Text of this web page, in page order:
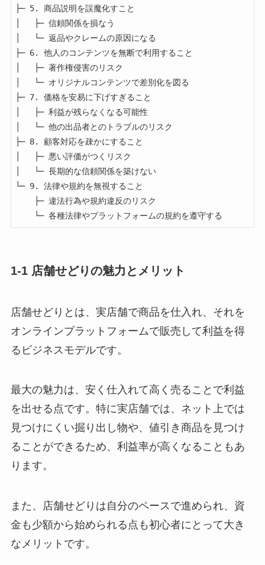
├─ 5. 商品説明を誤魔化すこと
│   ├─ 信頼関係を損なう
│   └─ 返品やクレームの原因になる
├─ 6. 他人のコンテンツを無断で利用すること
│   ├─ 著作権侵害のリスク
│   └─ オリジナルコンテンツで差別化を図る
├─ 7. 価格を安易に下げすぎること
│   ├─ 利益が残らなくなる可能性
│   └─ 他の出品者とのトラブルのリスク
├─ 8. 顧客対応を疎かにすること
│   ├─ 悪い評価がつくリスク
│   └─ 長期的な信頼関係を築けない
└─ 9. 法律や規約を無視すること
1-1 店舗せどりの魅力とメリット
店舗せどりとは、実店舗で商品を仕入れ、それを
オンラインプラットフォームで販売して利益を得
るビジネスモデルです。
最大の魅力は、安く仕入れて高く売ることで利益
を出せる点です。特に実店舗では、ネット上では
見つけにくい掘り出し物や、値引き商品を見つけ
ることができるため、利益率が高くなることもあ
ります。
また、店舗せどりは自分のペースで進められ、資
金も少額から始められる点も初心者にとって大き
なメリットです。